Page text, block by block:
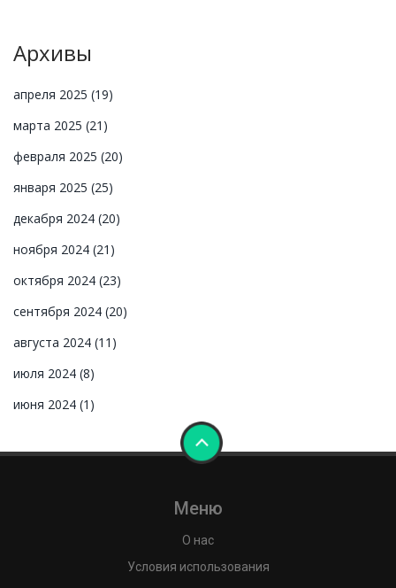
Архивы
апреля 2025 (19)
марта 2025 (21)
февраля 2025 (20)
января 2025 (25)
декабря 2024 (20)
ноября 2024 (21)
октября 2024 (23)
сентября 2024 (20)
августа 2024 (11)
июля 2024 (8)
июня 2024 (1)
Меню
О нас
Условия использования